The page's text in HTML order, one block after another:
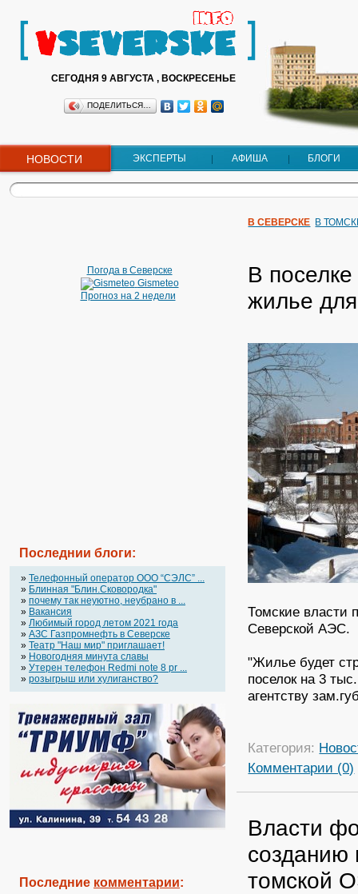
СЕГОДНЯ 9 АВГУСТА , ВОСКРЕСЕНЬЕ
ПОДЕЛИТЬСЯ…
НОВОСТИ ЭКСПЕРТЫ АФИША БЛОГИ
Погода в Северске
Gismeteo
Прогноз на 2 недели
Последнии блоги:
» Телефонный оператор OOO “СЭЛС” ...
» Блинная "Блин.Сковородка"
» почему так неуютно, неубрано в ...
» Вакансия
» Любимый город летом 2021 года
» АЗС Газпромнефть в Северске
» Театр "Наш мир" приглашает!
» Новогодняя минута славы
» Утерен телефон Redmi note 8 pr ...
» розыгрыш или хулиганство?
Последние комментарии:
В СЕВЕРСКЕ В
В
жилье
Томские власти
Северской АЭС.
"Жилье будет
поселок на 3
агентству
Категория:
Комментарии (0)
Власти
созданию
томской